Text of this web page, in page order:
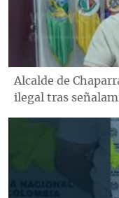
Alcalde de
ilegal tras